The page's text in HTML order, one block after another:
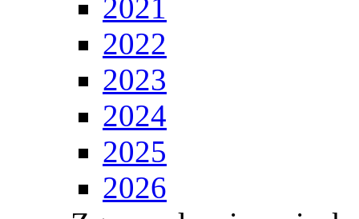
2021
2022
2023
2024
2025
2026